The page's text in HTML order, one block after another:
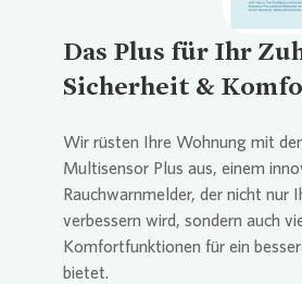
Das Plus für Ihr
Sicherheit &
Wir rüsten Ihre Wohnung mit
Multisensor Plus aus, einem
Rauchwarnmelder, der nicht nur
verbessern wird, sondern auch
Komfortfunktionen für ein
bietet.